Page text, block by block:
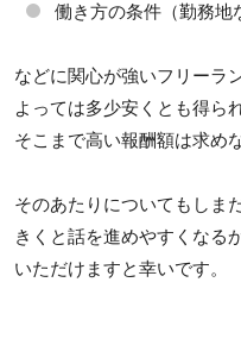
働き方の条件（勤務地
などに関心が強いフリーラ
よっては多少安くとも得ら
そこまで高い報酬額は求め
そのあたりについてもしま
きくと話を進めやすくなる
いただけますと幸いです。